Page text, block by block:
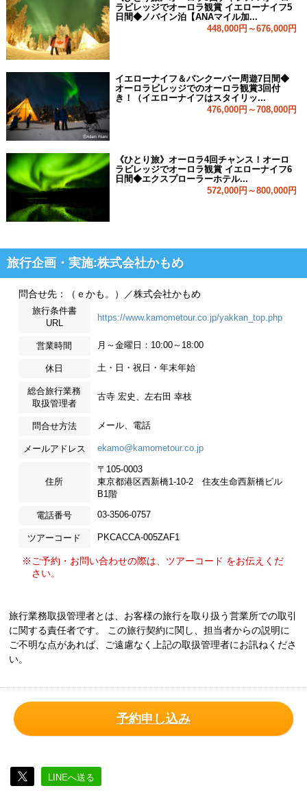
ラビレッジでオーロラ観賞 イエローナイフ5
日間◆ノバイン泊【ANAマイル加...
448,000円～676,000円
イエローナイフ＆バンクーバー周遊7日間◆
オーロラビレッジでのオーロラ観賞3回付
き！（イエローナイフはスタイリッ...
476,000円～708,000円
《ひとり旅》オーロラ4回チャンス！オーロ
ラビレッジでオーロラ観賞 イエローナイフ6
日間◆エクスプローラーホテル...
572,000円～800,000円
旅行企画・実施:株式会社かもめ
問合せ先：（ｅかも。）／株式会社かもめ
旅行条件書
URL
https://www.kamometour.co.jp/yakkan_top.php
営業時間 月～金曜日：10:00～18:00
休日 土・日・祝日・年末年始
総合旅行業務
取扱管理者
古寺 宏史、左右田 幸枝
問合せ方法 メール、電話
メールアドレス ekamo@kamometour.co.jp
住所
〒105-0003
東京都港区西新橋1-10-2 住友生命西新橋ビル
B1階
電話番号 03-3506-0757
ツアーコード PKCACCA-005ZAF1
※ご予約・お問い合わせの際は、ツアーコード をお伝えくだ
さい。
旅行業務取扱管理者とは、お客様の旅行を取り扱う営業所での取引
に関する責任者です。 この旅行契約に関し、担当者からの説明に
ご不明な点があれば、ご遠慮なく上記の取扱管理者にお訊ねくださ
い。
予約申し込み
LINEへ送る